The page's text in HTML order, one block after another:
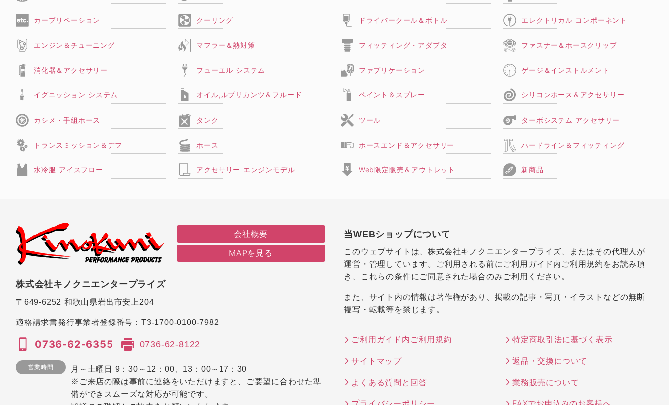
カープリペーション クーリング ドライバークール＆ボトル エレクトリカル コンポーネント
エンジン＆チューニング マフラー＆熱対策 フィッティング・アダプタ ファスナー＆ホースクリップ
消化器＆アクセサリー フューエル システム ファブリケーション ゲージ＆インストルメント
イグニッション システム オイル,ルブリカンツ＆フルード ペイント＆スプレー シリコンホース＆アクセサリー
カシメ・手組ホース タンク ツール ターボシステム アクセサリー
トランスミッション＆デフ ホース ホースエンド＆アクセサリー ハードライン＆フィッティング
水冷服 アイスフロー アクセサリー エンジンモデル Web限定販売＆アウトレット 新商品
会社概要
MAPを見る
株式会社キノクニエンタープライズ
〒649-6252 和歌山県岩出市安上204
適格請求書発行事業者登録番号：T3-1700-0100-7982
0736-62-6355 0736-62-8122
営業時間
月～土曜日 9：30～12：00、13：00～17：30
※ご来店の際は事前に連絡をいただけますと、ご要望に合わせた準
備ができスムーズな対応が可能です。
当WEBショップについて
このウェブサイトは、株式会社キノクニエンタープライズ、またはその代理人が
運営・管理しています。ご利用される前にご利用ガイド内ご利用規約をお読み頂
き、これらの条件にご同意された場合のみご利用ください。
また、サイト内の情報は著作権があり、掲載の記事・写真・イラストなどの無断
複写・転載等を禁じます。
ご利用ガイド内ご利用規約 特定商取引法に基づく表示
サイトマップ 返品・交換について
よくある質問と回答 業務販売について